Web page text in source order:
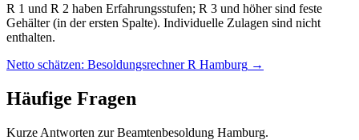
R 1 und R 2 haben Erfahrungsstufen; R 3 und höher sind feste
Gehälter (in der ersten Spalte). Individuelle Zulagen sind nicht
enthalten.
Netto schätzen: Besoldungsrechner R Hamburg →
Häufige Fragen
Kurze Antworten zur Beamtenbesoldung Hamburg.